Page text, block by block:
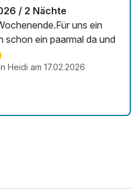
/ 2 Nächte
uns ein
schon ein paarmal da und
Heidi am 17.02.2026